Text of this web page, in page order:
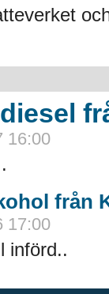
16:00
från
17:00
införd..